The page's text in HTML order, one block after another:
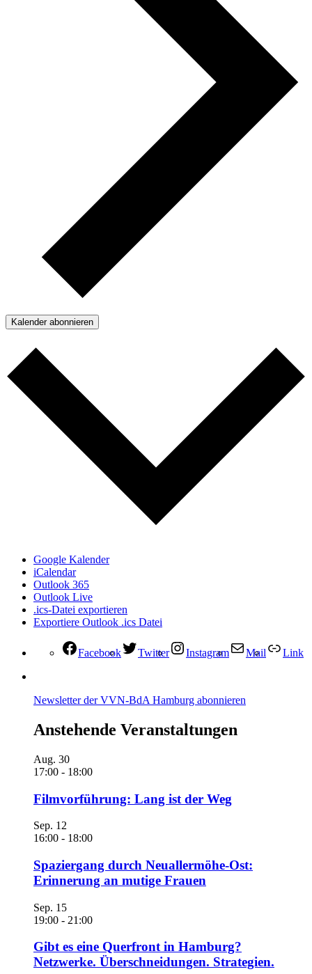
Kalender abonnieren
Google Kalender
iCalendar
Outlook 365
Outlook Live
.ics-Datei exportieren
Exportiere Outlook .ics Datei
Facebook Twitter Instagram Mail Link
Newsletter der VVN-BdA Hamburg abonnieren
Anstehende Veranstaltungen
Aug. 30
17:00 - 18:00
Filmvorführung: Lang ist der Weg
Sep. 12
16:00 - 18:00
Spaziergang durch Neuallermöhe-Ost:
Erinnerung an mutige Frauen
Sep. 15
19:00 - 21:00
Gibt es eine Querfront in Hamburg?
Netzwerke. Überschneidungen. Strategien.